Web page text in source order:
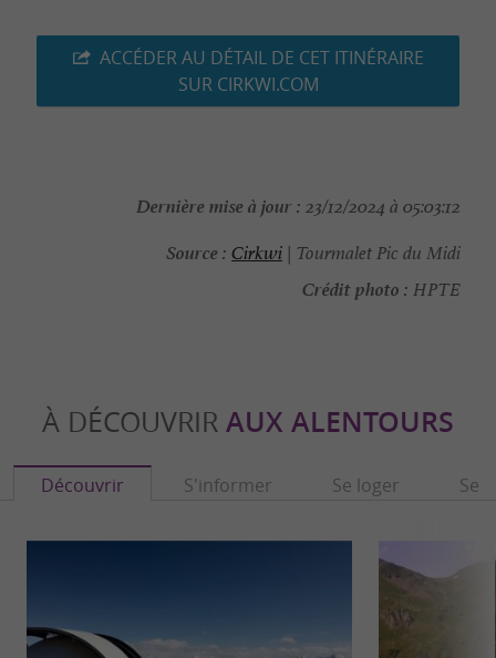
ACCÉDER AU DÉTAIL DE CET ITINÉRAIRE
SUR CIRKWI.COM
Dernière mise à jour : 23/12/2024 à 05:03:12
Source : Cirkwi | Tourmalet Pic du Midi
Crédit photo : HPTE
À DÉCOUVRIR AUX ALENTOURS
Découvrir S'informer Se loger Se